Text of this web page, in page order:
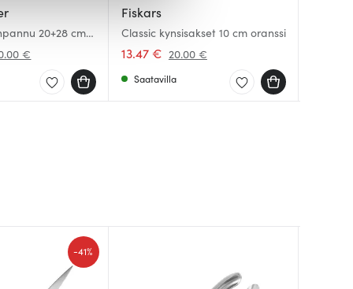
alan
tietoja muihin tietoihin, joita
20+28 cm
€
Fiskars
Classic kynsisakset 10 cm oranssi
13.47 € 20.00 €
Saatavilla
-41%